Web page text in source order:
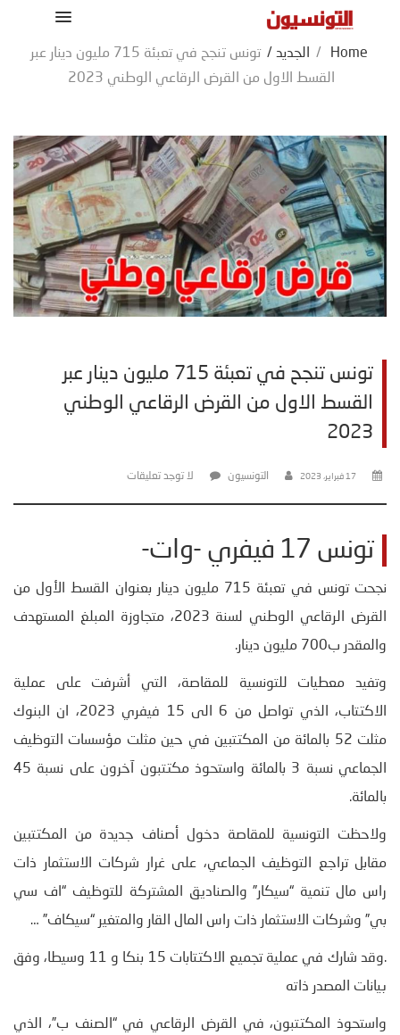
Home
/ الجديد /
تونس تنجح في تعبئة 715 مليون دينار عبر
القسط الاول من القرض الرقاعي الوطني 2023
تونس تنجح في تعبئة 715 مليون دينار عبر
القسط الاول من القرض الرقاعي الوطني
2023
17 فبراير، 2023 التونسيون لا توجد تعليقات
تونس 17 فيفري -وات-
نجحت تونس في تعبئة 715 مليون دينار بعنوان القسط الأول من
القرض الرقاعي الوطني لسنة 2023، متجاوزة المبلغ المستهدف
والمقدر ب700 مليون دينار.
وتفيد معطيات للتونسية للمقاصة، التي أشرفت على عملية
الاكتتاب، الذي تواصل من 6 الى 15 فيفري 2023، ان البنوك
مثلت 52 بالمائة من المكتتبين في حين مثلت مؤسسات التوظيف
الجماعي نسبة 3 بالمائة واستحوذ مكتتبون آخرون على نسبة 45
بالمائة.
ولاحظت التونسية للمقاصة دخول أصناف جديدة من المكتتبين
مقابل تراجع التوظيف الجماعي، على غرار شركات الاستثمار ذات
راس مال تنمية “سيكار” والصناديق المشتركة للتوظيف “اف سي
بي” وشركات الاستثمار ذات راس المال القار والمتغير “سيكاف” …
.وقد شارك في عملية تجميع الاكتتابات 15 بنكا و 11 وسيطا، وفق
بيانات المصدر ذاته
واستحوذ المكتتبون، في القرض الرقاعي في “الصنف ب”، الذي